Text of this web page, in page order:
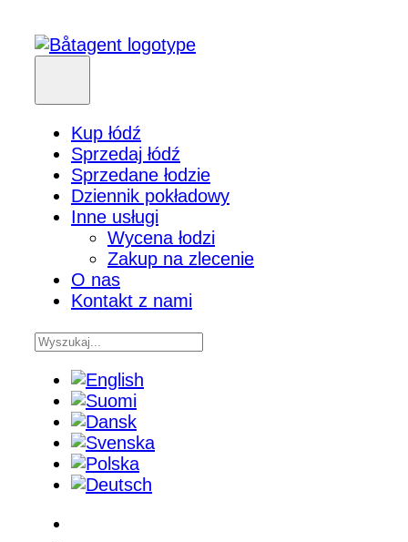
Kup łódź
Sprzedaj łódź
Sprzedane łodzie
Dziennik pokładowy
Inne usługi
Wycena łodzi
Zakup na zlecenie
O nas
Kontakt z nami